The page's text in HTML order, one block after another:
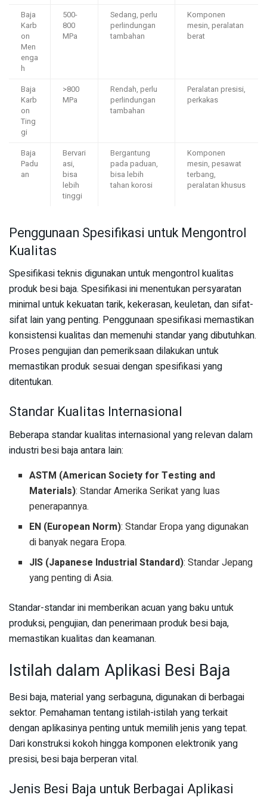
Baja
Karb
on
Men
enga
h
500-
800
MPa
Sedang, perlu
perlindungan
tambahan
Komponen
mesin, peralatan
berat
Baja
Karb
on
Ting
gi
>800
MPa
Rendah, perlu
perlindungan
tambahan
Peralatan presisi,
perkakas
Baja
Padu
an
Bervari
asi,
bisa
lebih
tinggi
Bergantung
pada paduan,
bisa lebih
tahan korosi
Komponen
mesin, pesawat
terbang,
peralatan khusus
Penggunaan Spesifikasi untuk Mengontrol
Kualitas
Spesifikasi teknis digunakan untuk mengontrol kualitas
produk besi baja. Spesifikasi ini menentukan persyaratan
minimal untuk kekuatan tarik, kekerasan, keuletan, dan sifat-
sifat lain yang penting. Penggunaan spesifikasi memastikan
konsistensi kualitas dan memenuhi standar yang dibutuhkan.
Proses pengujian dan pemeriksaan dilakukan untuk
memastikan produk sesuai dengan spesifikasi yang
ditentukan.
Standar Kualitas Internasional
Beberapa standar kualitas internasional yang relevan dalam
industri besi baja antara lain:
ASTM (American Society for Testing and
Materials): Standar Amerika Serikat yang luas
penerapannya.
EN (European Norm): Standar Eropa yang digunakan
di banyak negara Eropa.
JIS (Japanese Industrial Standard): Standar Jepang
yang penting di Asia.
Standar-standar ini memberikan acuan yang baku untuk
produksi, pengujian, dan penerimaan produk besi baja,
memastikan kualitas dan keamanan.
Istilah dalam Aplikasi Besi Baja
Besi baja, material yang serbaguna, digunakan di berbagai
sektor. Pemahaman tentang istilah-istilah yang terkait
dengan aplikasinya penting untuk memilih jenis yang tepat.
Dari konstruksi kokoh hingga komponen elektronik yang
presisi, besi baja berperan vital.
Jenis Besi Baja untuk Berbagai Aplikasi